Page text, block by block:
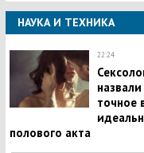
НАУКА И ТЕХНИКА
22:24
назвали
точное
полового акта